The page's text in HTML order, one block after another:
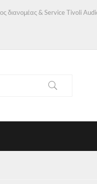
διανομέας & Service Tivoli